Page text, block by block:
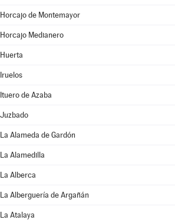
Horcajo de Montemayor
Horcajo Medianero
Huerta
Iruelos
Ituero de Azaba
Juzbado
La Alameda de Gardón
La Alamedilla
La Alberca
La Alberguería de Argañán
La Atalaya